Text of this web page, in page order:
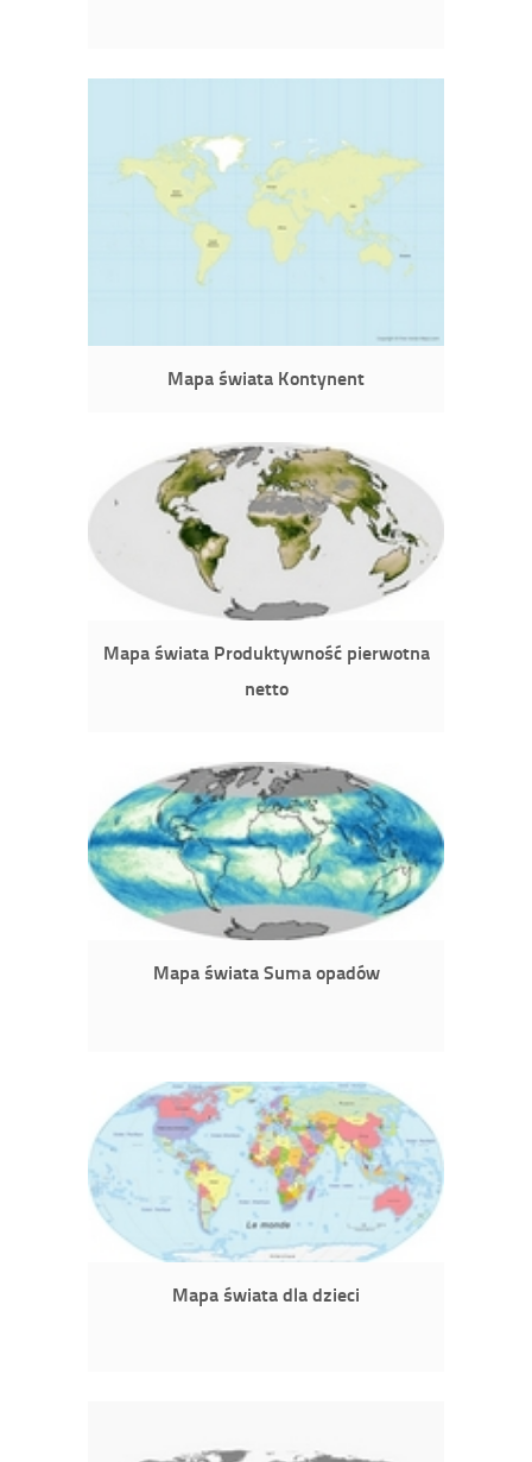
Mapa świata Kontynent
Mapa świata Produktywność pierwotna
netto
Mapa świata Suma opadów
Mapa świata dla dzieci